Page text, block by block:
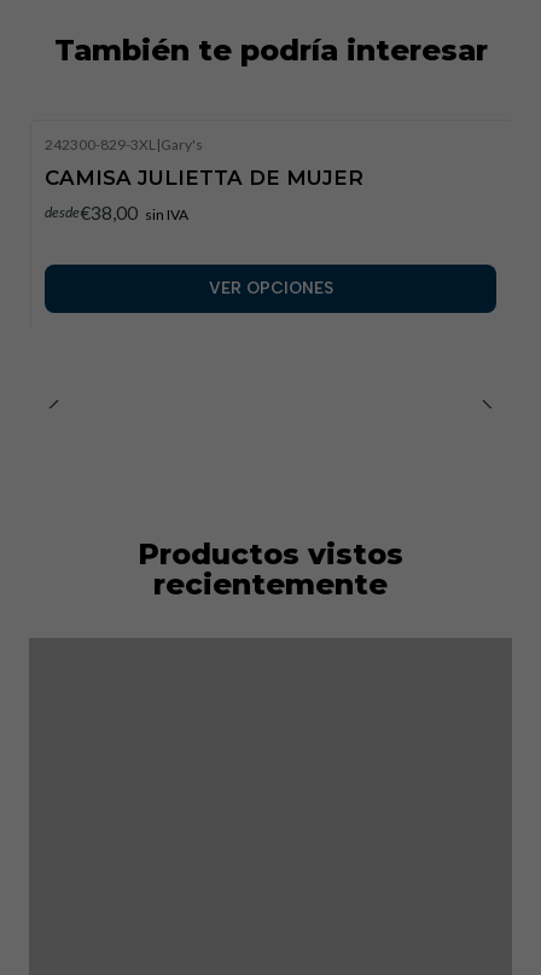
También te podría interesar
242300-829-3XL|Gary's
CAMISA JULIETTA DE MUJER
desde€38,00 sin IVA
VER OPCIONES
Productos vistos
recientemente